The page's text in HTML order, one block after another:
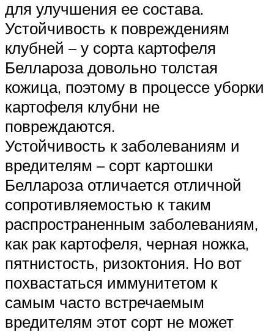
для улучшения ее состава.
Устойчивость к повреждениям
клубней – у сорта картофеля
Беллароза довольно толстая
кожица, поэтому в процессе уборки
картофеля клубни не
повреждаются.
Устойчивость к заболеваниям и
вредителям – сорт картошки
Беллароза отличается отличной
сопротивляемостью к таким
распространенным заболеваниям,
как рак картофеля, черная ножка,
пятнистость, ризоктония. Но вот
похвастаться иммунитетом к
самым часто встречаемым
вредителям этот сорт не может